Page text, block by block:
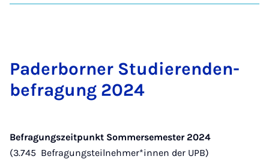
Pa­der­bor­ner Stu­die­ren­den­
be­fra­gung 2024
Befragungszeitpunkt Sommersemester 2024
(3.745 Befragungsteilnehmer*innen der UPB)